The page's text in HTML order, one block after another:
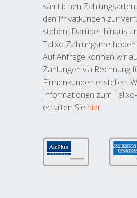
sämtlichen
den Privatkunden zur
stehen. Darüber hinaus
Talixo
Auf Anfrage können wir
Zahlungen via Rechnung
Firmenkunden erstellen.
Informationen zum
erhalten Sie hier.